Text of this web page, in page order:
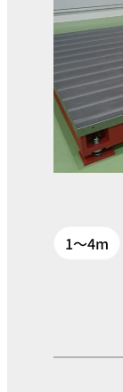
1～4m